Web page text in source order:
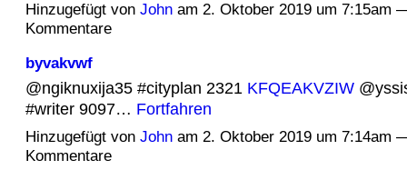
Hinzugefügt von Johnam 2. Oktober 2019 um 7:15am
Kommentare
byvakvwf
@ngiknuxija35 #cityplan 2321 KFQEAKVZIW
#writer 9097… Fortfahren
Hinzugefügt von Johnam 2. Oktober 2019 um 7:14am
Kommentare